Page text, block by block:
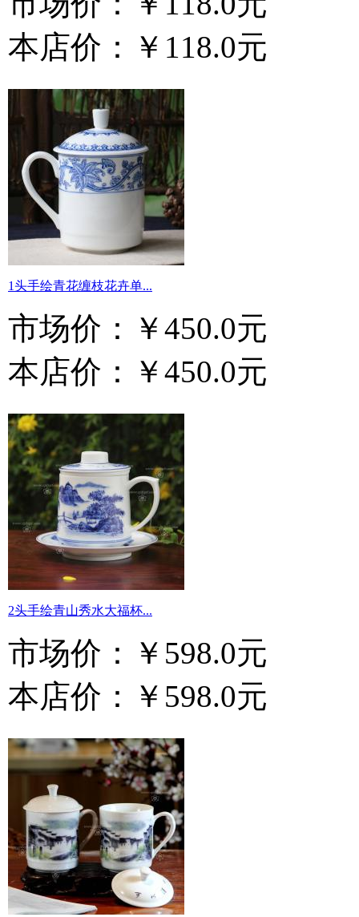
本店价：
￥118.0元
1头手绘青花缠枝花卉单...
市场价：
￥450.0元
本店价：
￥450.0元
2头手绘青山秀水大福杯...
市场价：
￥598.0元
本店价：
￥598.0元